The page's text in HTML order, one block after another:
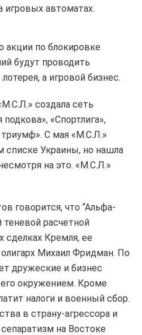
игровых автоматах.
акции по блокировке
будут проводить
а игровой бизнес.
создала сеть
«Спортлига»,
С мая «М.С.Л.»
списке Украины, но нашла
на это. «М.С.Л.»
говорится, что “Альфа-
теневой расчетной
сделках Кремля, ее
Михаил Фридман. По
дружеские и бизнес
окружением. Кроме
налоги и военный сбор.
в страну-агрессора и
на Востоке